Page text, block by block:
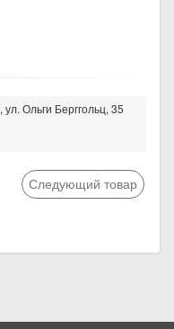
Ольги Берггольц, 35
Следующий товар